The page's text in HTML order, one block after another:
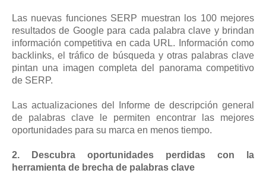
Las nuevas funciones SERP muestran los 100 mejores
resultados de Google para cada palabra clave y brindan
información competitiva en cada URL. Información como
backlinks, el tráfico de búsqueda y otras palabras clave
pintan una imagen completa del panorama competitivo
de SERP.
Las actualizaciones del Informe de descripción general
de palabras clave le permiten encontrar las mejores
oportunidades para su marca en menos tiempo.
2. Descubra oportunidades perdidas con la
herramienta de brecha de palabras clave